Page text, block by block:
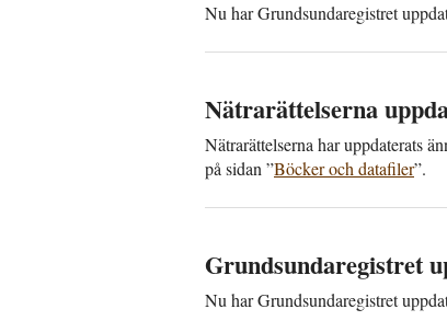
Nu har Grund­sunda­registret
Nätra­rättelserna
Nätra­rättelserna har upp­daterats
på sidan ”Böcker och data­filer”.
Grundsunda­registret
Nu har Grund­sunda­registret